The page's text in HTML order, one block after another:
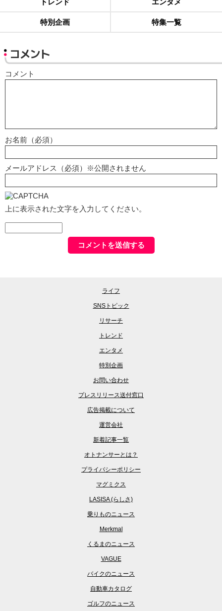
特別企画 特集一覧
コメント
コメント
お名前（必須）
メールアドレス（必須）※公開されません
上に表示された文字を入力してください。
ライフ
SNSトピック
リサーチ
トレンド
エンタメ
特別企画
お問い合わせ
プレスリリース送付窓口
広告掲載について
運営会社
新着記事一覧
オトナンサーとは？
プライバシーポリシー
マグミクス
LASISA (らしさ)
乗りものニュース
Merkmal
くるまのニュース
VAGUE
バイクのニュース
自動車カタログ
ゴルフのニュース